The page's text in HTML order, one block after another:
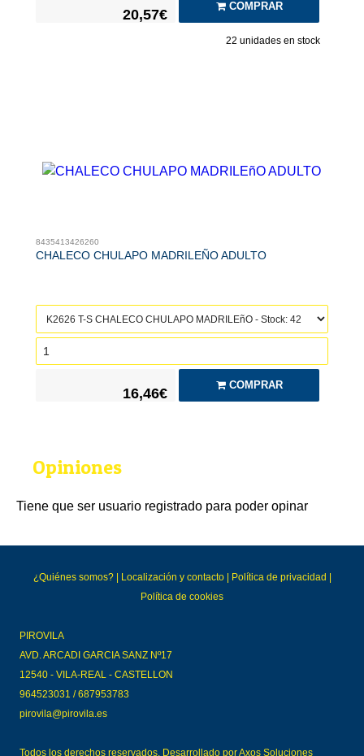
20,57€
COMPRAR
22 unidades en stock
8435413426260
CHALECO CHULAPO MADRILEÑO ADULTO
16,46€
COMPRAR
Opiniones
Tiene que ser usuario registrado para poder opinar
¿Quiénes somos?| Localización y contacto| Política de privacidad
Política de cookies
PIROVILA
AVD. ARCADI GARCIA SANZ Nº17
12540 - VILA-REAL - CASTELLON
964523031 / 687953783
pirovila@pirovila.es
Todos los derechos reservados. Desarrollado porAxos Soluciones